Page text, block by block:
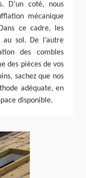
D’un coté, nous
mécanique
ce cadre, les
au sol. De l’autre
des combles
des pièces de vos
sachez que nos
adéquate, en
disponible.